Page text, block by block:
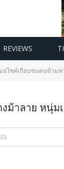
REVIEWS
อไซค์เกือบชนคนข้ามท
ม้าลาย หนุ่ม